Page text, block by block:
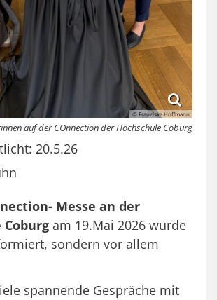
© Franziska Hoffmann
auf der COnnection der Hochschule Coburg
20.5.26
Messe an der
Coburg am 19.Mai 2026 wurde
sondern vor allem
spannende Gespräche mit